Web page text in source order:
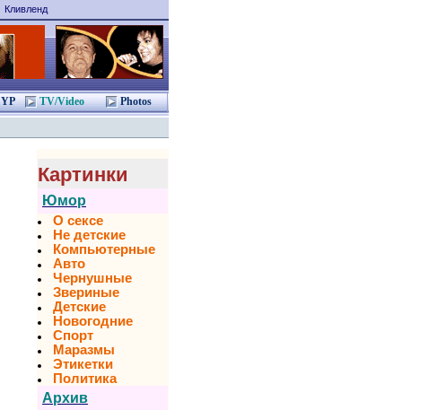
Кливленд
YP TV/Video Photos
Картинки
Юмор
О сексе
Не детские
Компьютерные
Авто
Чернушные
Звериные
Детские
Новогодние
Спорт
Маразмы
Этикетки
Политика
Архив